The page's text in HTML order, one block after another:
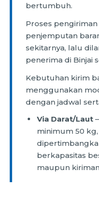
bertumbuh.
Proses
penjemputan
sekitarnya, lalu
penerima di Binjai
Kebutuhan kirim
menggunakan
dengan jadwal
Via Darat/Laut
minimum 50 kg,
berkapasitas
maupun